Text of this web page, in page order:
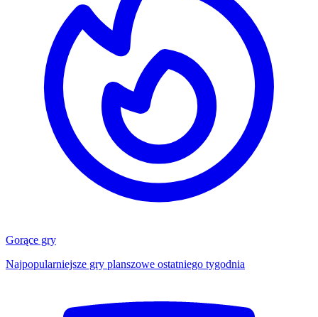
Gorące gry
Najpopularniejsze gry planszowe ostatniego tygodnia